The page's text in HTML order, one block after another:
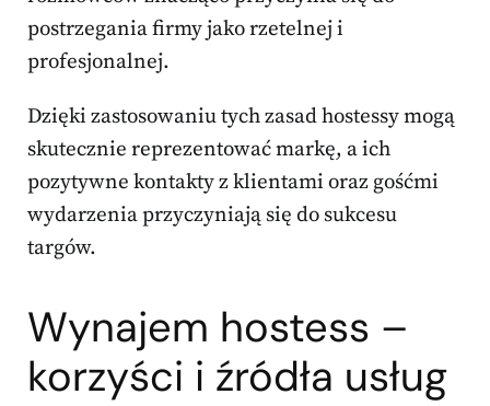
postrzegania firmy jako rzetelnej i
profesjonalnej.
Dzięki zastosowaniu tych zasad hostessy mogą
skutecznie reprezentować markę, a ich
pozytywne kontakty z klientami oraz gośćmi
wydarzenia przyczyniają się do sukcesu
targów.
Wynajem hostess –
korzyści i źródła usług